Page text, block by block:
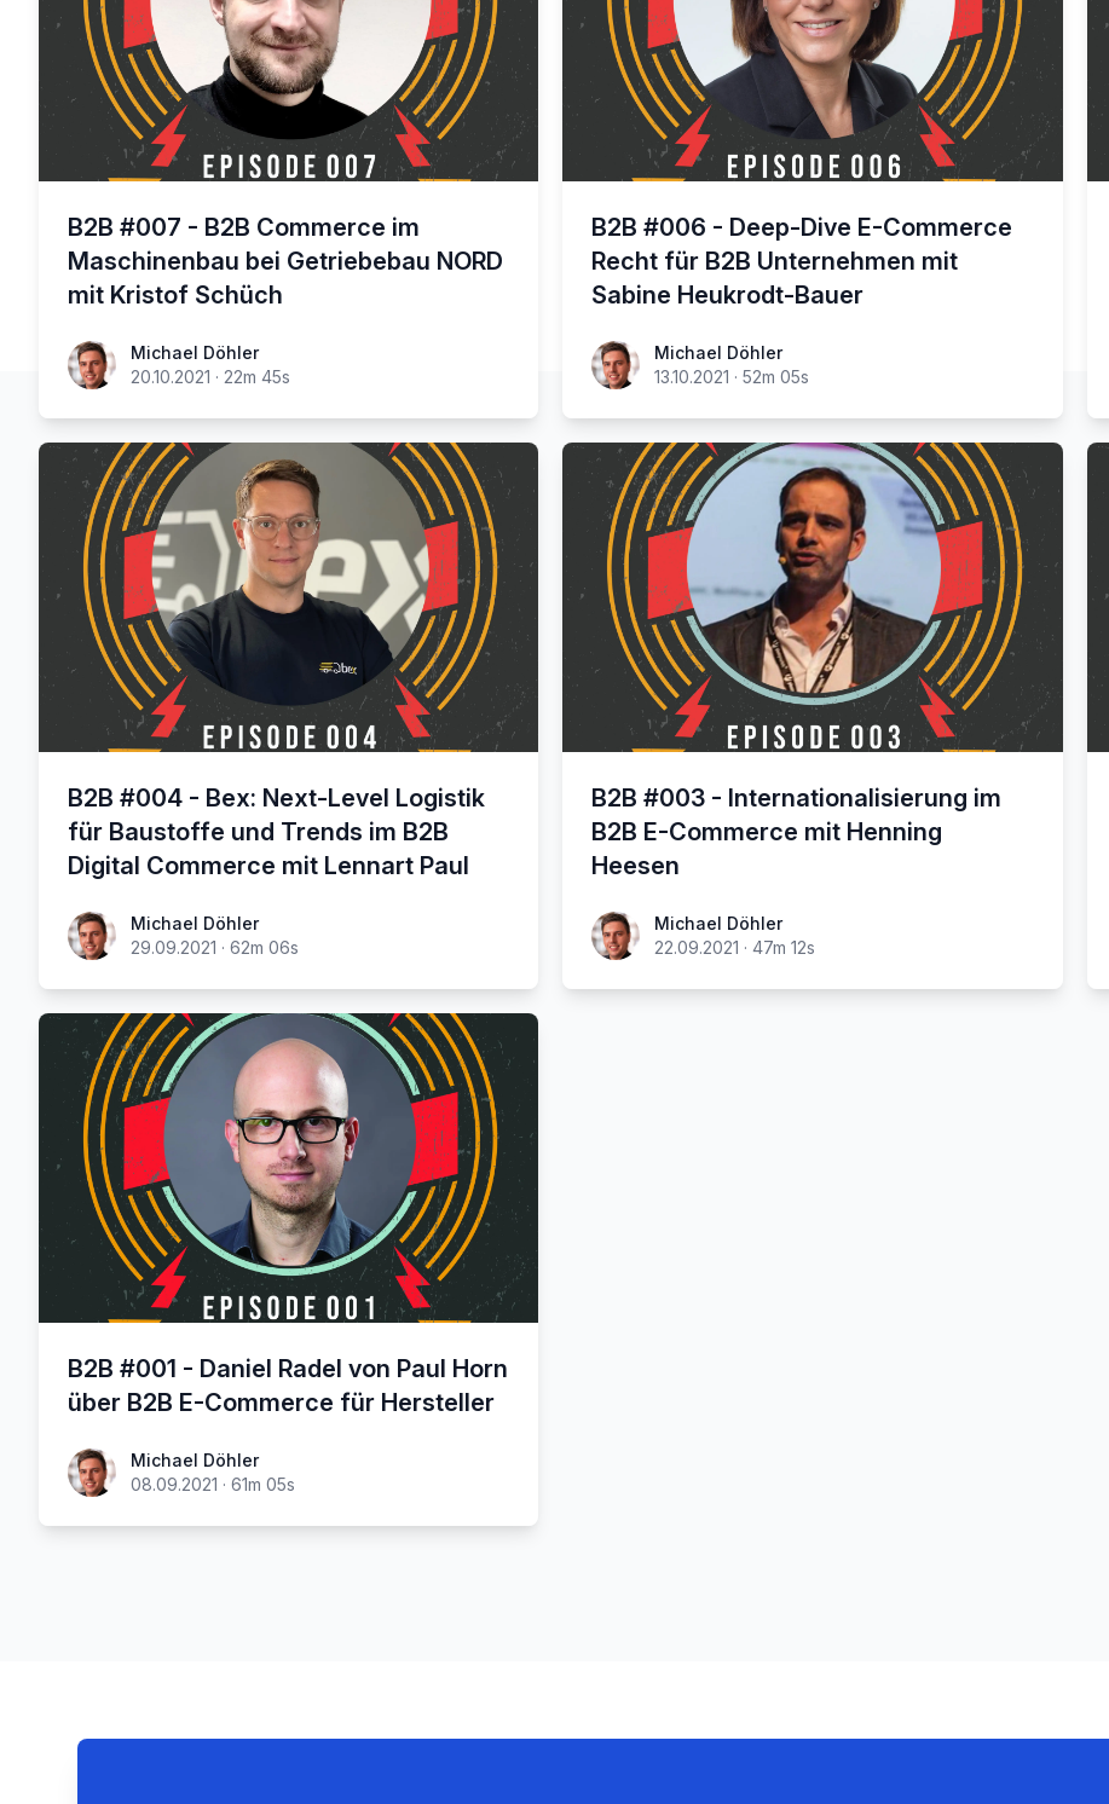
B2B #007 - B2B Commerce im
Maschinenbau bei Getriebebau NORD
mit Kristof Schüch
Michael Döhler
20.10.2021 · 22m 45s
B2B #006 - Deep-Dive E-Commerce
Recht für B2B Unternehmen mit
Sabine Heukrodt-Bauer
Michael Döhler
13.10.2021 · 52m 05s
B2B #004 - Bex: Next-Level Logistik
für Baustoffe und Trends im B2B
Digital Commerce mit Lennart Paul
Michael Döhler
29.09.2021 · 62m 06s
B2B #003 - Internationalisierung im
B2B E-Commerce mit Henning
Heesen
Michael Döhler
22.09.2021 · 47m 12s
B2B #001 - Daniel Radel von Paul Horn
über B2B E-Commerce für Hersteller
Michael Döhler
08.09.2021 · 61m 05s